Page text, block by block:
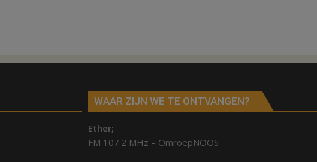
WAAR ZIJN WE TE ONTVANGEN?
Ether;
FM 107.2 MHz – OmroepNOOS